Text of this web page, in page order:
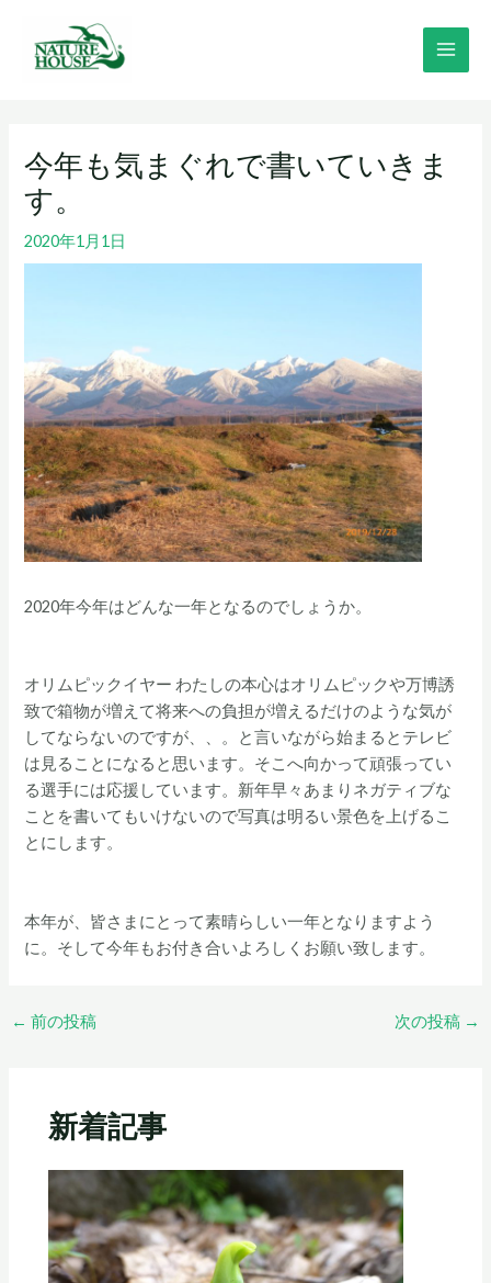
今年も気まぐれで書いていきま
す。
2020年1月1日
2020年今年はどんな一年となるのでしょうか。
オリムピックイヤー わたしの本心はオリムピックや万博誘
致で箱物が増えて将来への負担が増えるだけのような気が
してならないのですが、、。と言いながら始まるとテレビ
は見ることになると思います。そこへ向かって頑張ってい
る選手には応援しています。新年早々あまりネガティブな
ことを書いてもいけないので写真は明るい景色を上げるこ
とにします。
本年が、皆さまにとって素晴らしい一年となりますよう
に。そして今年もお付き合いよろしくお願い致します。
← 前の投稿 次の投稿 →
新着記事